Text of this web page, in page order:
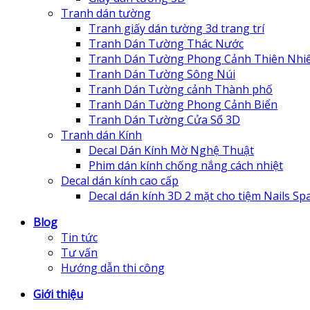
Tranh dán tường
Tranh giấy dán tường 3d trang trí
Tranh Dán Tường Thác Nước
Tranh Dán Tường Phong Cảnh Thiên
Tranh Dán Tường Sông Núi
Tranh Dán Tường cảnh Thành phố
Tranh Dán Tường Phong Cảnh Biển
Tranh Dán Tường Cửa Sổ 3D
Tranh dán Kính
Decal Dán Kính Mờ Nghệ Thuật
Phim dán kính chống nắng cách nhiệt
Decal dán kính cao cấp
Decal dán kính 3D 2 mặt cho tiệm Nails
Blog
Tin tức
Tư vấn
Hướng dẫn thi công
Giới thiệu